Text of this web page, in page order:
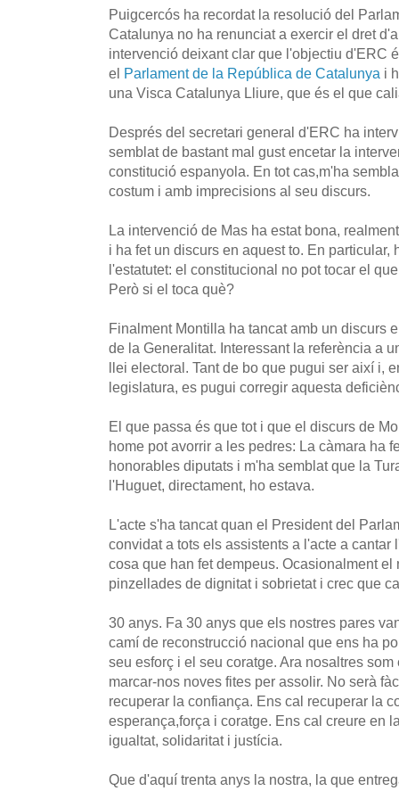
Puigcercós ha recordat la resolució del
Catalunya no ha renunciat a exercir el dret
intervenció deixant clar que l'objectiu d'ERC
el Parlament de la República de Catalunya i
una Visca Catalunya Lliure, que és el que
Després del secretari general d'ERC ha
semblat de bastant mal gust encetar la
constitució espanyola. En tot cas,m'ha
costum i amb imprecisions al seu discurs.
La intervenció de Mas ha estat bona,
i ha fet un discurs en aquest to. En particular,
l'estatutet: el constitucional no pot tocar el
Però si el toca què?
Finalment Montilla ha tancat amb un discurs
de la Generalitat. Interessant la referència a
llei electoral. Tant de bo que pugui ser així i,
legislatura, es pugui corregir aquesta
El que passa és que tot i que el discurs de
home pot avorrir a les pedres: La càmara ha
honorables diputats i m'ha semblat que la
l'Huguet, directament, ho estava.
L'acte s'ha tancat quan el President del
convidat a tots els assistents a l'acte a
cosa que han fet dempeus. Ocasionalment
pinzellades de dignitat i sobrietat i crec que
30 anys. Fa 30 anys que els nostres pares
camí de reconstrucció nacional que ens ha
seu esforç i el seu coratge. Ara nosaltres
marcar-nos noves fites per assolir. No serà
recuperar la confiança. Ens cal recuperar la
esperança,força i coratge. Ens cal creure en
igualtat, solidaritat i justícia.
Que d'aquí trenta anys la nostra, la que